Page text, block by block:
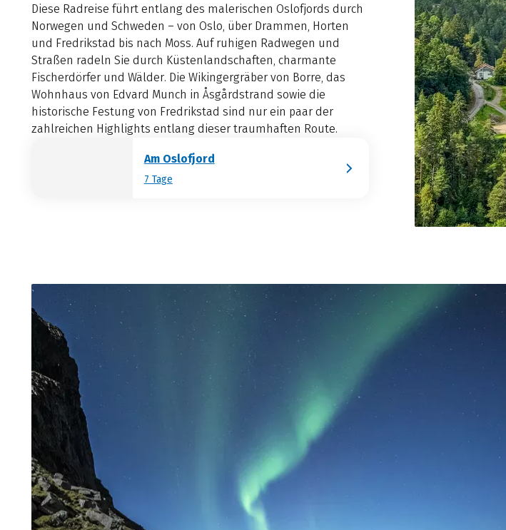
Diese Radreise führt entlang des malerischen Oslofjords durch
Norwegen und Schweden – von Oslo, über Drammen, Horten
und Fredrikstad bis nach Moss. Auf ruhigen Radwegen und
Straßen radeln Sie durch Küstenlandschaften, charmante
Fischerdörfer und Wälder. Die Wikingergräber von Borre, das
Wohnhaus von Edvard Munch in Åsgårdstrand sowie die
historische Festung von Fredrikstad sind nur ein paar der
zahlreichen Highlights entlang dieser traumhaften Route.
Am Oslofjord
7 Tage